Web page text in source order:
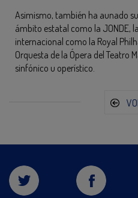
Asimismo, también ha aunado
ámbito estatal como la JONDE,
internacional como la Royal
Orquesta de la Ópera del Teatro
sinfónico u operístico.